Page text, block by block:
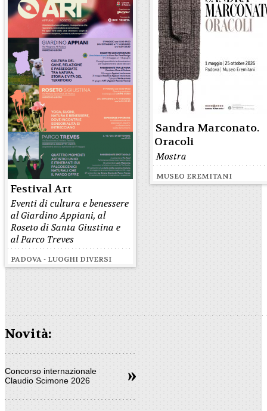
Sandra Marconato.
Oracoli
Mostra
MUSEO EREMITANI
Festival Art
Eventi di cultura e benessere
al Giardino Appiani, al
Roseto di Santa Giustina e
al Parco Treves
PADOVA - LUOGHI DIVERSI
Novità:
Concorso internazionale
Claudio Scimone 2026